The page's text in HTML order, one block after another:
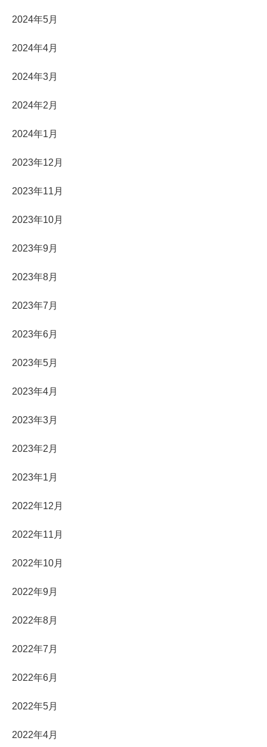
2024年5月
2024年4月
2024年3月
2024年2月
2024年1月
2023年12月
2023年11月
2023年10月
2023年9月
2023年8月
2023年7月
2023年6月
2023年5月
2023年4月
2023年3月
2023年2月
2023年1月
2022年12月
2022年11月
2022年10月
2022年9月
2022年8月
2022年7月
2022年6月
2022年5月
2022年4月